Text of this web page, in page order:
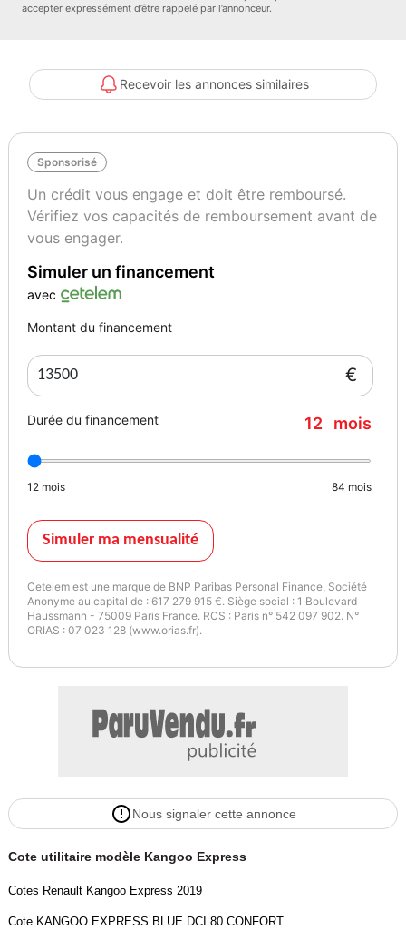
Couleur
Vignette Crit’Air
Autres informations
Première main
Garantie mécanique
12 mois
accepter expressément d’être rappelé par l’annonceur.
Recevoir les annonces similaires
Sponsorisé
Un crédit vous engage et doit être remboursé.
Vérifiez vos capacités de remboursement avant de
vous engager.
Simuler un financement
avec
Montant du financement
€
Durée du financement 12 mois
12 mois 84 mois
Simuler ma mensualité
Cetelem est une marque de BNP Paribas Personal Finance, Société
Anonyme au capital de : 617 279 915 €. Siège social : 1 Boulevard
Haussmann - 75009 Paris France. RCS : Paris n° 542 097 902. N°
ORIAS : 07 023 128 (www.orias.fr).
Nous signaler cette annonce
Cote utilitaire modèle Kangoo Express
Cotes Renault Kangoo Express 2019
Cote KANGOO EXPRESS BLUE DCI 80 CONFORT